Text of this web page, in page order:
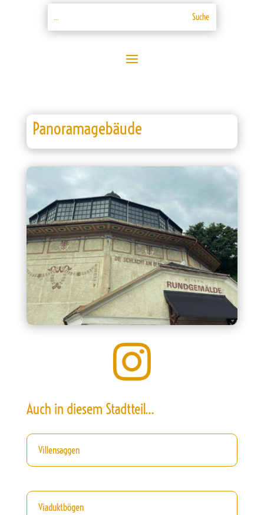
Panoramagebäude

Auch in diesem Stadtteil…
Villensaggen
Viaduktbögen